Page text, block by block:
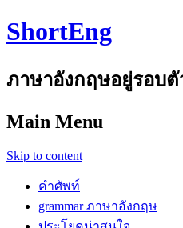
ShortEng
ภาษาอังกฤษอยู่รอบตั
Main Menu
Skip to content
คำศัพท์
grammar ภาษาอังกฤษ